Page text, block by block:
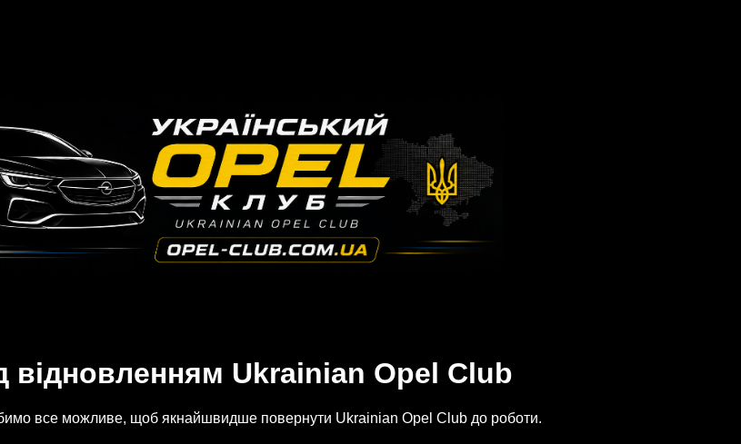
Ukrainian Opel Club
все можливе, щоб якнайшвидше повернути Ukrainian Opel Club до роботи.